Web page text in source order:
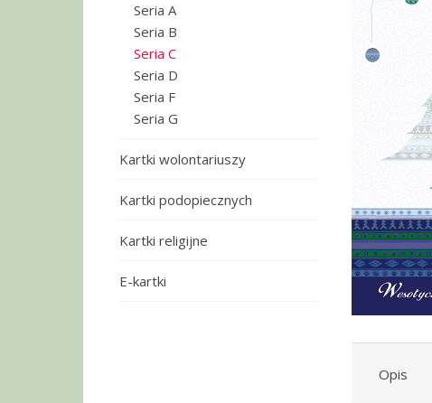
Seria A
Seria B
Seria C
Seria D
Seria F
Seria G
Kartki wolontariuszy
Kartki podopiecznych
Kartki religijne
E-kartki
Opis